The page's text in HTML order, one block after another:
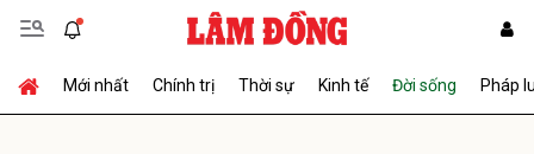
Mới nhất Chính trị Thời sự Kinh tế Đời sống Pháp
Gửi bình luận